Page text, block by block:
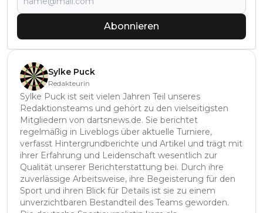
Abonnieren
Sylke Puck
Redakteurin
Sylke Puck ist seit vielen Jahren Teil unseres
Redaktionsteams und gehört zu den vielseitigsten
Mitgliedern von dartsnews.de. Sie berichtet
regelmäßig in Liveblogs über aktuelle Turniere,
verfasst Hintergrundberichte und Artikel und trägt mit
ihrer Erfahrung und Leidenschaft wesentlich zur
Qualität unserer Berichterstattung bei. Durch ihre
zuverlässige Arbeitsweise, ihre Begeisterung für den
Sport und ihren Blick für Details ist sie zu einem
unverzichtbaren Bestandteil des Teams geworden.